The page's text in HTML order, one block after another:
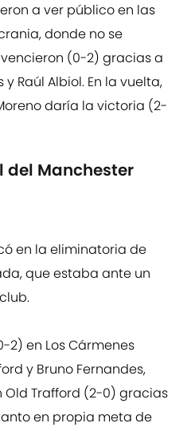
a ver público en las
donde no se
(0-2) gracias a
Raúl Albiol. En la vuelta,
daría la victoria (2-
del Manchester
en la eliminatoria de
que estaba ante un
2) en Los Cármenes
y Bruno Fernandes,
Trafford (2-0) gracias
en propia meta de